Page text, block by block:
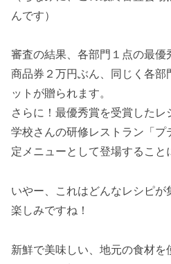
んです）
審査の結果、各部門１点の最
商品券２万円ぶん、同じく各
ットが贈られます。
さらに！最優秀賞を受賞した
学校さんの研修レストラン「
定メニューとして登場すること
いやー、これはどんなレシピ
楽しみですね！
新鮮で美味しい、地元の食材